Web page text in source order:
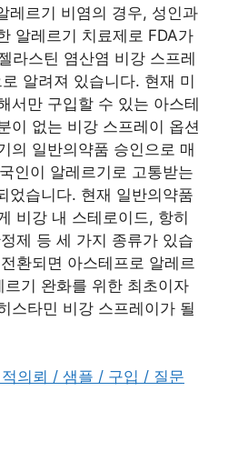
레르기 비염의 경우, 성인과
알레르기 치료제로 FDA가
라스틴 염산염 비강 스프레
알려져 있습니다. 현재 미
서만 구입할 수 있는 아스테
이 없는 비강 스프레이 옵션
의 일반의약품 승인으로 매
인이 알레르기로 고통받는
었습니다. 현재 일반의약품
비강 내 스테로이드, 항히
제 등 세 가지 종류가 있습
환되면 아스테프로 알레르
기 완화를 위한 최초이자
스타민 비강 스프레이가 될
의뢰 / 샘플 / 구입 / 질문